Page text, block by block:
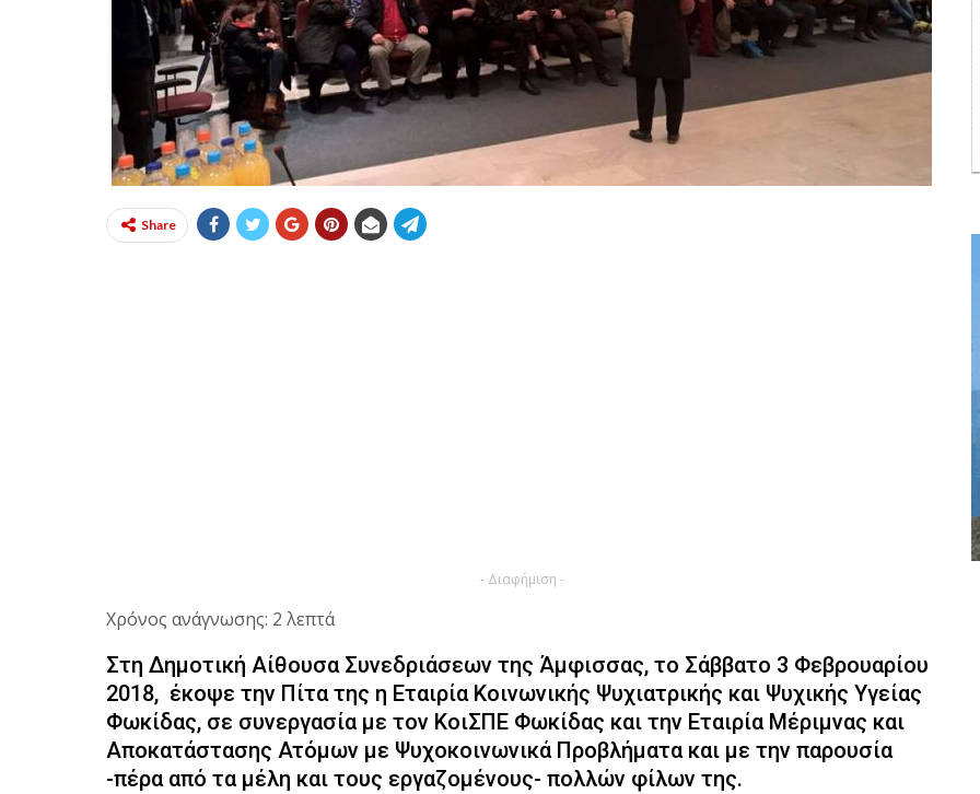
Share
- Διαφήμιση -
Χρόνος ανάγνωσης: 2 λεπτά
Στη Δημοτική Αίθουσα Συνεδριάσεων της Άμφισσας, το Σάββατο 3 Φεβρουαρίου
2018, έκοψε την Πίτα της η Εταιρία Κοινωνικής Ψυχιατρικής και Ψυχικής Υγείας
Φωκίδας, σε συνεργασία με τον ΚοιΣΠΕ Φωκίδας και την Εταιρία Μέριμνας και
Αποκατάστασης Ατόμων με Ψυχοκοινωνικά Προβλήματα και με την παρουσία
-πέρα από τα μέλη και τους εργαζομένους- πολλών φίλων της.